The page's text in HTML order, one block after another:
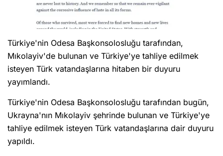
Türkiye'nin Odesa Başkonsolosluğu tarafından,
Mıkolayiv'de bulunan ve Türkiye'ye tahliye edilmek
isteyen Türk vatandaşlarına hitaben bir duyuru
yayımlandı.
Türkiye'nin Odesa Başkonsolosluğu tarafından bugün,
Ukrayna'nın Mıkolayiv şehrinde bulunan ve Türkiye'ye
tahliye edilmek isteyen Türk vatandaşlarına dair duyuru
yapıldı.